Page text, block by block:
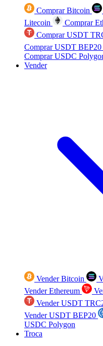
Comprar Bitcoin
Litecoin
Comprar
Comprar USDT
Comprar USDT BEP20
Comprar USDC
Vender
Vender Bitcoin
Vender Ethereum
Vender USDT
Vender USDT BEP20
USDC Polygon
Troca